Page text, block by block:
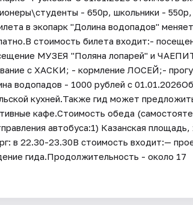
- 650р, школьники -
в экопарк "Долина водопадов"
стоимость билета входит:-
МУЗЕЯ "Поляна лопарей" и
с ХАСКИ; - кормление ЛОСЕЙ;-
водопадов - 1000 рублей с
кухней.Также гид может
кафе.Стоимость обеда
автобуса:1) Казанская
в 22.30-23.30В стоимость входит:—
гида.Продолжительность - около 17